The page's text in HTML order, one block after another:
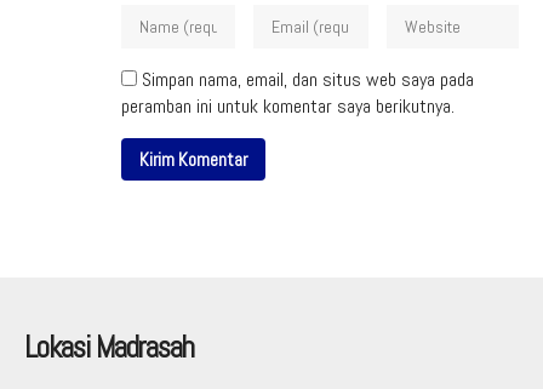
Simpan nama, email, dan situs web saya pada
peramban ini untuk komentar saya berikutnya.
Lokasi Madrasah